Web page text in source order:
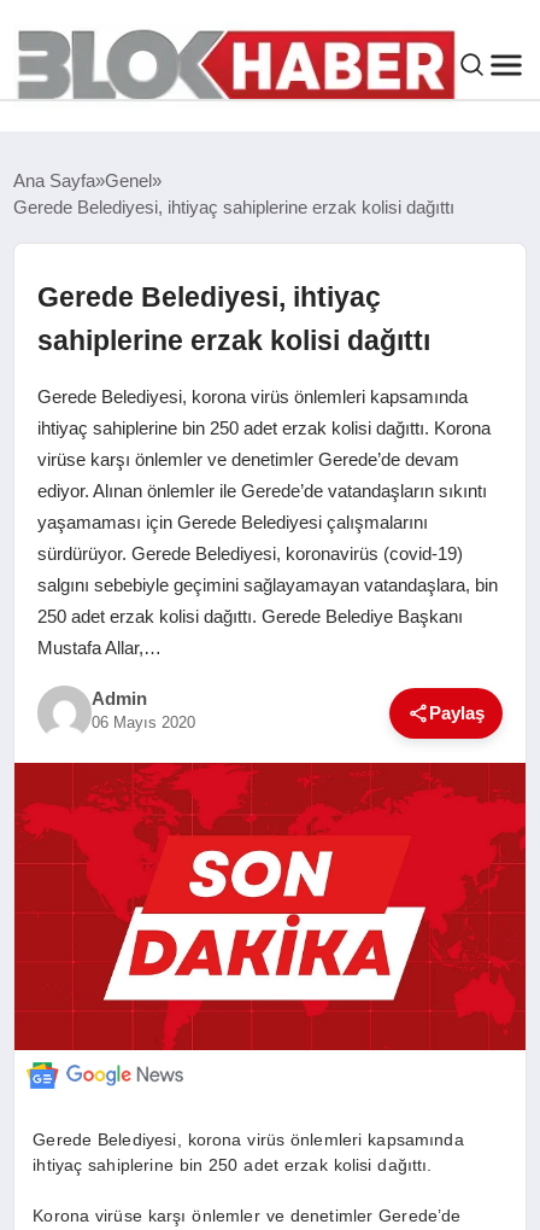
SIYASET
ÇEVRE
SPOR
EKONOMI
SAĞLIK
EĞITIM
YAŞAM
Ana Sayfa Genel
Gerede Belediyesi, ihtiyaç sahiplerine erzak kolisi dağıttı
Gerede Belediyesi, ihtiyaç
sahiplerine erzak kolisi dağıttı
Gerede Belediyesi, korona virüs önlemleri kapsamında
ihtiyaç sahiplerine bin 250 adet erzak kolisi dağıttı. Korona
virüse karşı önlemler ve denetimler Gerede’de devam
ediyor. Alınan önlemler ile Gerede’de vatandaşların sıkıntı
yaşamaması için Gerede Belediyesi çalışmalarını
sürdürüyor. Gerede Belediyesi, koronavirüs (covid-19)
salgını sebebiyle geçimini sağlayamayan vatandaşlara, bin
250 adet erzak kolisi dağıttı. Gerede Belediye Başkanı
Mustafa Allar,…
Admin
06 Mayıs 2020 Paylaş
Gerede Belediyesi, korona virüs önlemleri kapsamında
ihtiyaç sahiplerine bin 250 adet erzak kolisi dağıttı.
Korona virüse karşı önlemler ve denetimler Gerede’de